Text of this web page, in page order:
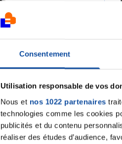
Consentement
Utilisation responsable de vos
Nous et nos 1022 partenaires
technologies comme les cookies
publicités et du contenu
réaliser des études d’audience,